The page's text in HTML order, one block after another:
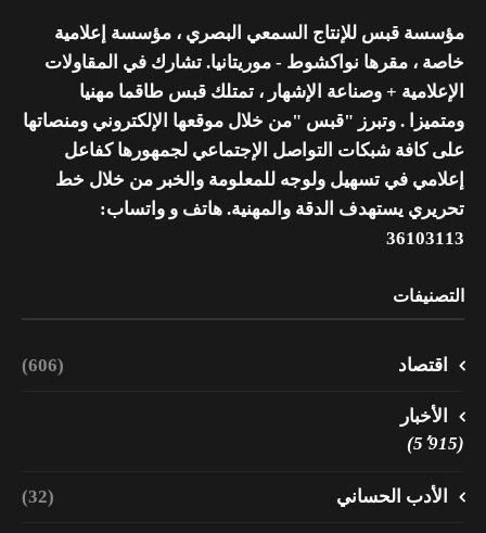
مؤسسة قبس للإنتاج السمعي البصري ، مؤسسة إعلامية
خاصة ، مقرها نواكشوط - موريتانيا. تشارك في المقاولات
الإعلامية + وصناعة الإشهار ، تمتلك قبس طاقما مهنيا
ومتميزا . وتبرز "قبس "من خلال موقعها الإلكتروني ومنصاتها
على كافة شبكات التواصل الإجتماعي لجمهورها كفاعل
إعلامي في تسهيل ولوجه للمعلومة والخبر من خلال خط
تحريري يستهدف الدقة والمهنية. هاتف و واتساب:
36103113
التصنيفات
اقتصاد (606)
الأخبار
(5٬915)
الأدب الحساني (32)